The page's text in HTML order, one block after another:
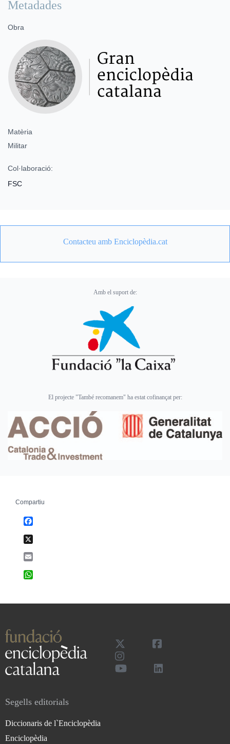
Metadades
Obra
Matèria
Militar
Col·laboració:
FSC
Contacteu amb Enciclopèdia.cat
Amb el suport de:
El projecte "També recomanem" ha estat cofinançat per:
Compartiu
Segells editorials
Diccionaris de l`Enciclopèdia
Enciclopèdia